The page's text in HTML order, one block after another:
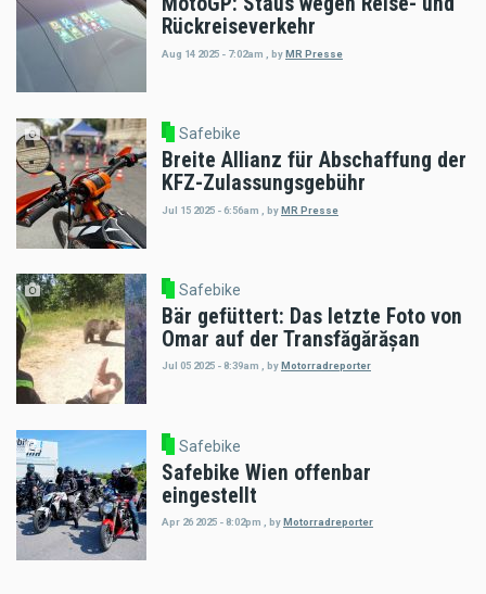
Rückreiseverkehr
Aug 14 2025 - 7:02am byMR Presse
Safebike
Breite Allianz für Abschaffung der
KFZ-Zulassungsgebühr
Jul 15 2025 - 6:56am byMR Presse
Safebike
Bär gefüttert: Das letzte Foto von
Omar auf der Transfăgărășan
Jul 05 2025 - 8:39am , byMotorradreporter
Safebike
Safebike Wien offenbar
eingestellt
Apr 26 2025 - 8:02pm byMotorradreporter